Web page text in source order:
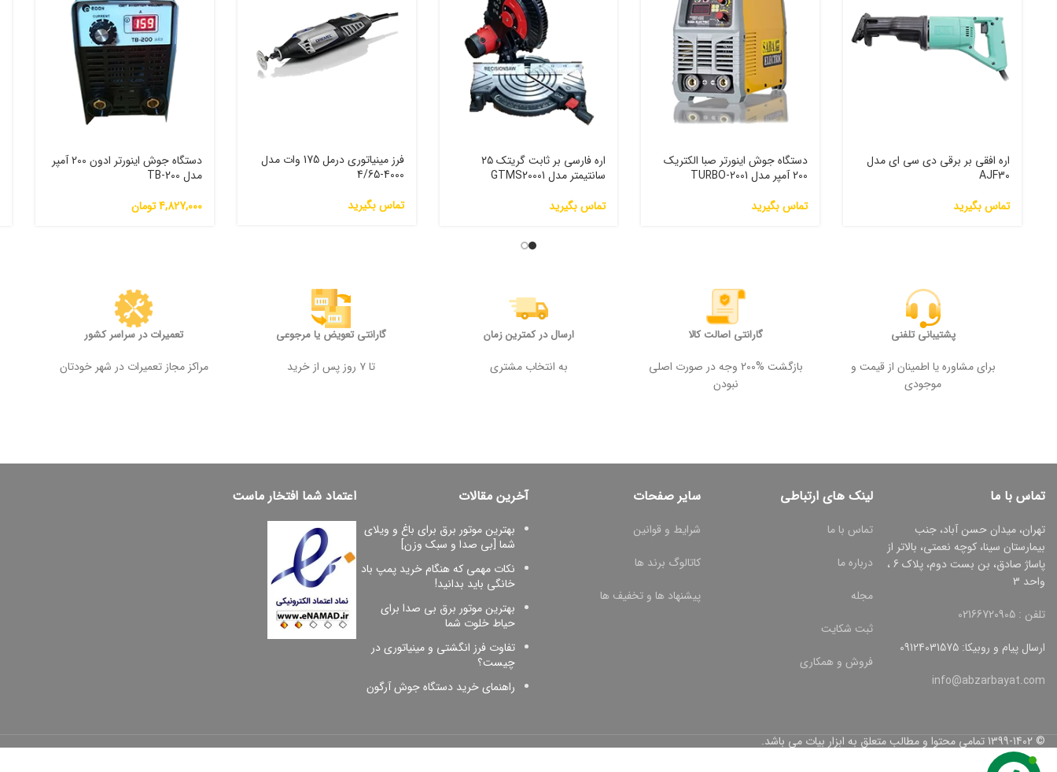
اره افقی بر برقی دی سی ای مدل
AJF30
تماس بگیرید
دستگاه جوش اینورتر صبا الکتریک
200 آمپر مدل 2001-TURBO
تماس بگیرید
اره فارسی بر ثابت گریتک ۲۵
سانتیمتر مدل GTMS20001
تماس بگیرید
فرز مینیاتوری درمل 175 وات مدل
4000-4/65
تماس بگیرید
دستگاه جوش اینورتر ادون 200 آمپر
مدل TB-200
4,827,000تومان
پشتیبانی تلفنی
برای مشاوره یا اطمینان از قیمت و
موجودی
گارانتی اصالت کالا
بازگشت %200 وجه در صورت اصلی
نبودن
ارسال در کمترین زمان
به انتخاب مشتری
گارانتی تعویض یا مرجوعی
تا ۷ روز پس از خرید
تعمیرات در سراسر کشور
مراکز مجاز تعمیرات در شهر خودتان
تماس با ما
تهران، میدان حسن آباد، جنب
بیمارستان سینا، کوچه نعمتی، بالاتر از
پاساژ صادق، بن بست دوم، پلاک 6 ،
واحد 3
تلفن : 02166720905
ارسال پیام و روبیکا: 09124031575
info@abzarbayat.com
لینک های ارتباطی
تماس با ما
درباره ما
مجله
ثبت شکایت
فروش و همکاری
سایر صفحات
شرایط و قوانین
کاتالوگ برند ها
پیشنهاد ها و تخفیف ها
آخرین مقالات
بهترین موتور برق برای باغ و ویلای
شما [بی صدا و سبک وزن]
نکات مهمی که هنگام خرید پمپ باد
خانگی باید بدانید!
بهترین موتور برق بی صدا برای
حیاط خلوت شما
تفاوت فرز انگشتی و مینیاتوری در
چیست؟
راهنمای خرید دستگاه جوش آرگون
اعتماد شما افتخار ماست
© 1399-1402 تمامی محتوا و مطالب متعلق به ابزار بیات می باشد.